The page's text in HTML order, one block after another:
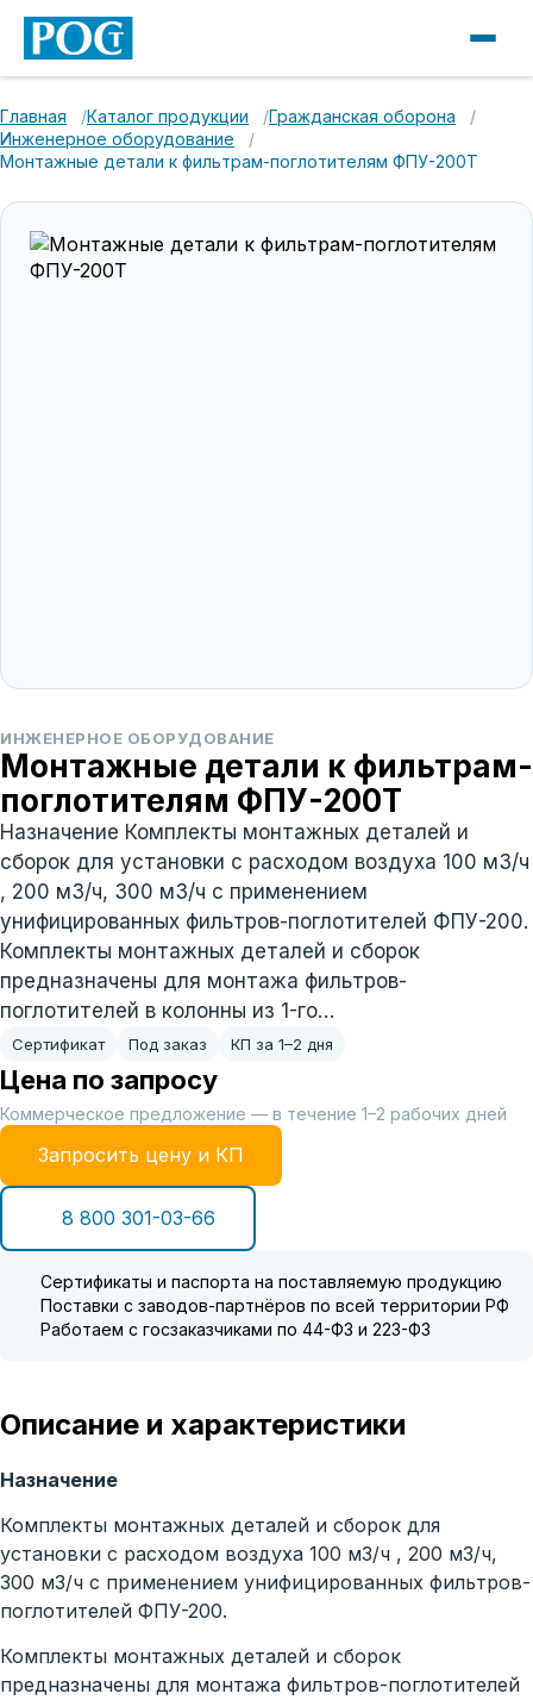
Главная Каталог продукции
Гражданская оборона
Инженерное оборудование
Монтажные детали к фильтрам-поглотителям ФПУ-200Т
ИНЖЕНЕРНОЕ ОБОРУДОВАНИЕ
Монтажные детали к фильтрам-
поглотителям ФПУ-200Т
Назначение Комплекты монтажных деталей и
сборок для установки с расходом воздуха 100 м3/ч
, 200 м3/ч, 300 м3/ч с применением
унифицированных фильтров-поглотителей ФПУ-200.
Комплекты монтажных деталей и сборок
предназначены для монтажа фильтров-
поглотителей в колонны из 1-го…
Сертификат Под заказ КП за 1–2 дня
Цена по запросу
Коммерческое предложение — в течение 1–2 рабочих дней
Запросить цену и КП
8 800 301-03-66
Сертификаты и паспорта на поставляемую продукцию
Поставки с заводов-партнёров по всей территории РФ
Работаем с госзаказчиками по 44-ФЗ и 223-ФЗ
Описание и характеристики
Назначение
Комплекты монтажных деталей и сборок для
установки с расходом воздуха 100 м3/ч , 200 м3/ч,
300 м3/ч с применением унифицированных фильтров-
поглотителей ФПУ-200.
Комплекты монтажных деталей и сборок
предназначены для монтажа фильтров-поглотителей